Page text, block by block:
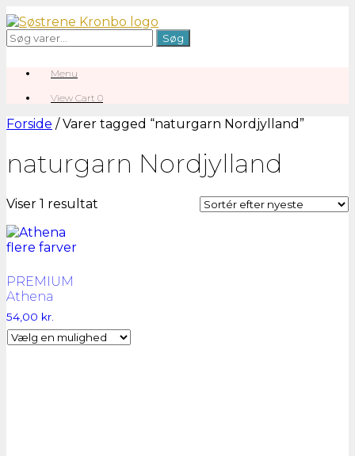
Gå
til
indhold
Søg
efter:
Søg
Menu
View
cart
View Cart 0
Forside / Varer tagged “naturgarn Nordjylland”
naturgarn Nordjylland
Viser 1 resultat
PREMIUM
Athena
54,00 kr.